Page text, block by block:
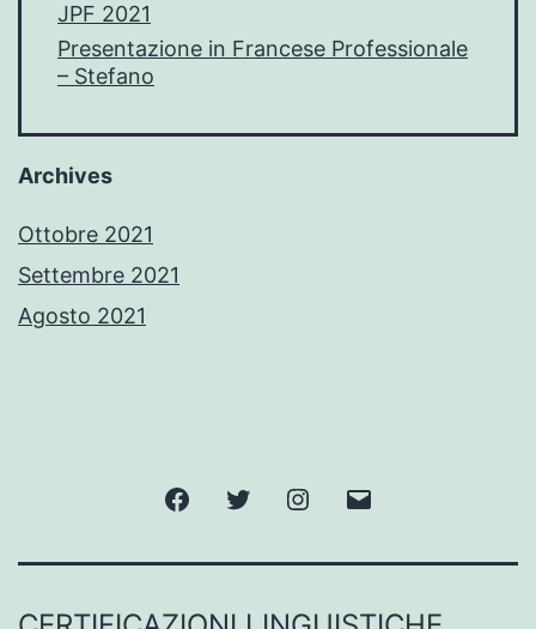
JPF 2021
Presentazione in Francese Professionale
– Stefano
Archives
Ottobre 2021
Settembre 2021
Agosto 2021
FacebookTwitter Instagram